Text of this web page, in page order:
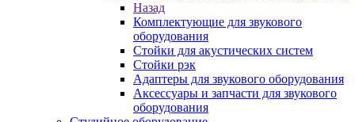
Назад
Комплектующие для звукового
оборудования
Стойки для акустических систем
Стойки рэк
Адаптеры для звукового оборудования
Аксессуары и запчасти для звукового
оборудования